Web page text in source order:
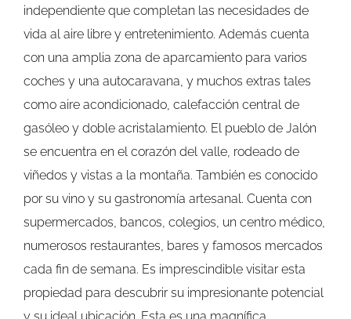
independiente que completan las necesidades de
vida al aire libre y entretenimiento. Además cuenta
con una amplia zona de aparcamiento para varios
coches y una autocaravana, y muchos extras tales
como aire acondicionado, calefacción central de
gasóleo y doble acristalamiento. El pueblo de Jalón
se encuentra en el corazón del valle, rodeado de
viñedos y vistas a la montaña. También es conocido
por su vino y su gastronomía artesanal. Cuenta con
supermercados, bancos, colegios, un centro médico,
numerosos restaurantes, bares y famosos mercados
cada fin de semana. Es imprescindible visitar esta
propiedad para descubrir su impresionante potencial